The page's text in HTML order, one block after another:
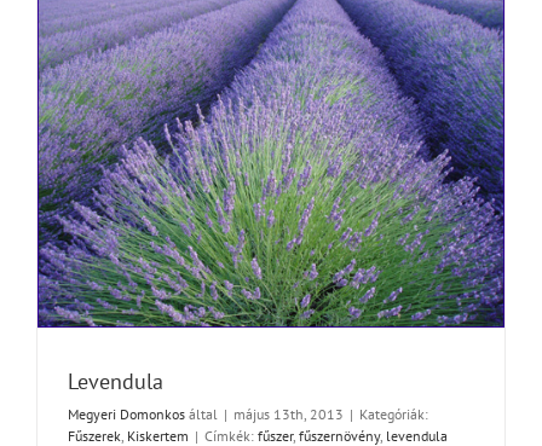
Levendula
Megyeri Domonkos által | május 13th, 2013 | Kategóriák:
Fűszerek Kiskertem | Címkék: fűszer, fűszernövény, levendula